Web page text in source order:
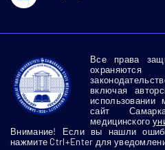
Все права
включая
использовании
сайт
медицинского
Внимание! Если вы нашли
нажмите Ctrl+Enter для